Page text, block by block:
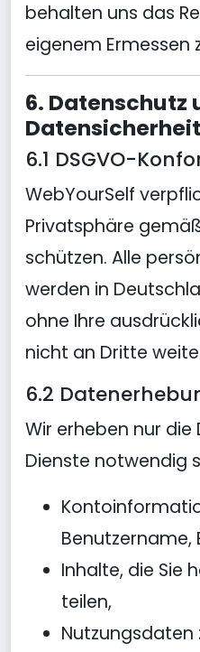
behalten uns das
eigenem Ermessen
6. Datenschutz
Datensicherheit
6.1 DSGVO-
WebYourSelf
Privatsphäre
schützen. Alle
werden in
ohne Ihre
nicht an Dritte
6.2
Wir erheben nur die
Dienste notwendig
Benutzername,
Inhalte, die Sie
teilen,
Nutzungsdaten